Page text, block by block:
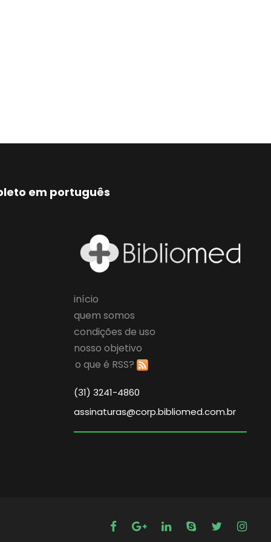
em português
início
quem somos
condições de uso
nosso objetivo
o que é RSS?
(31) 3241-4860
assinaturas@corp.bibliomed.com.br